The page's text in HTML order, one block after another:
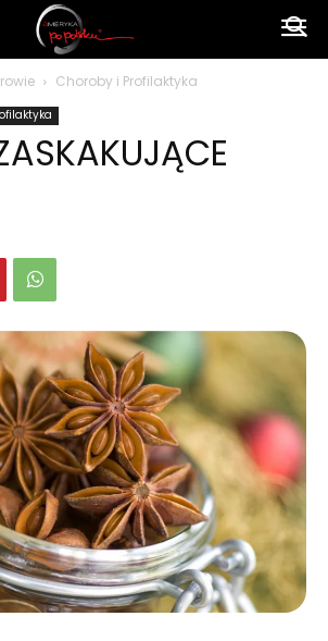
Choroby i Profilaktyka